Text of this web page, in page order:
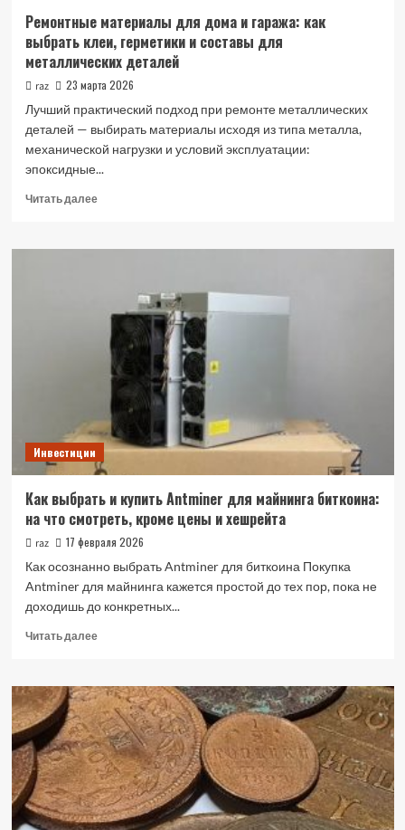
Ремонтные материалы для дома и гаража: как
выбрать клеи, герметики и составы для
металлических деталей
raz
23 марта 2026
Лучший практический подход при ремонте металлических
деталей — выбирать материалы исходя из типа металла,
механической нагрузки и условий эксплуатации:
эпоксидные...
Читать далееПрочитать
Ремонтные
гаража:
как
выбрать
клеи,
герметики
и
составы
для
металлических
Инвестиции
Как выбрать и купить Antminer для майнинга биткоина:
на что смотреть, кроме цены и хешрейта
raz
17 февраля 2026
Как осознанно выбрать Antminer для биткоина Покупка
Antminer для майнинга кажется простой до тех пор, пока не
доходишь до конкретных...
Читать далееПрочитать
Как
выбрать
и
купить
Antminer
для
майнинга
биткоина:
на